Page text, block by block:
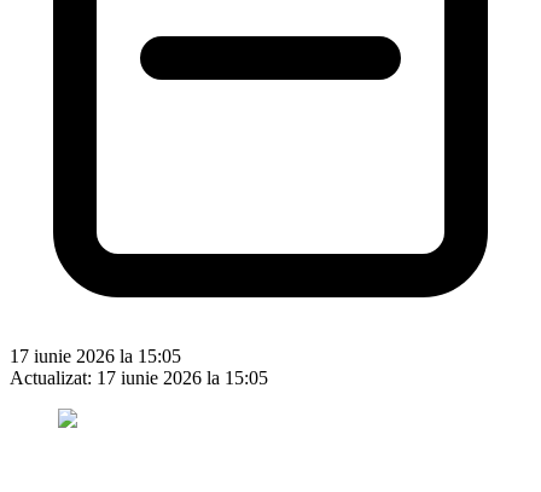
17 iunie 2026 la 15:05
Actualizat: 17 iunie 2026 la 15:05